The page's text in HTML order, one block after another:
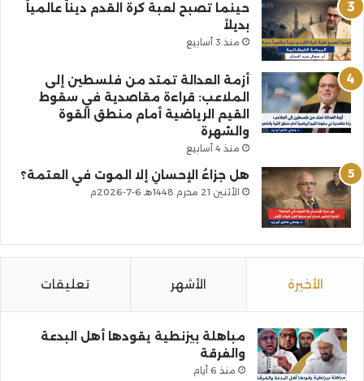
حينما تصبح لعبة كرة القدم ديناً عالمياً
بديلاً
منذ 3 أسابيع
أزمة العدالة تمتد من فلسطين إلى
الملاعب: قراءة مقاصدية في سقوط
القيم الرياضية أمام منطق القوة
والشهرة
منذ 4 أسابيع
هل جزاءُ الإحسانِ إلا الموت في العتمة؟
الأثنين 21 محرم 1448هـ 6-7-2026م
الأخيرة الأشهر تعليقات
مباهلة بيزنطية يقودها أهل البدعة
والفرقة
منذ 6 أيام